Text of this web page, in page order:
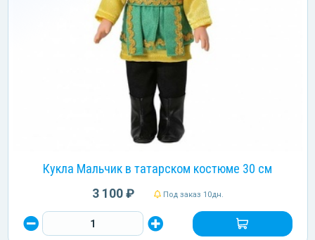
Кукла Мальчик в татарском костюме 30 см
3 100 ₽ Под заказ 10дн.